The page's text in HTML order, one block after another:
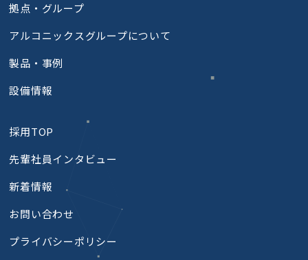
拠点・グループ
アルコニックスグループについて
製品・事例
設備情報
採用TOP
先輩社員インタビュー
新着情報
お問い合わせ
プライバシーポリシー